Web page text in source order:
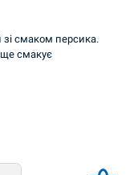
зі смаком персика.
смакує